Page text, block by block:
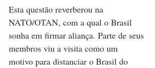
Esta questão reverberou na
NATO/OTAN, com a qual o Brasil
sonha em firmar aliança. Parte de seus
membros viu a visita como um
motivo para distanciar o Brasil do